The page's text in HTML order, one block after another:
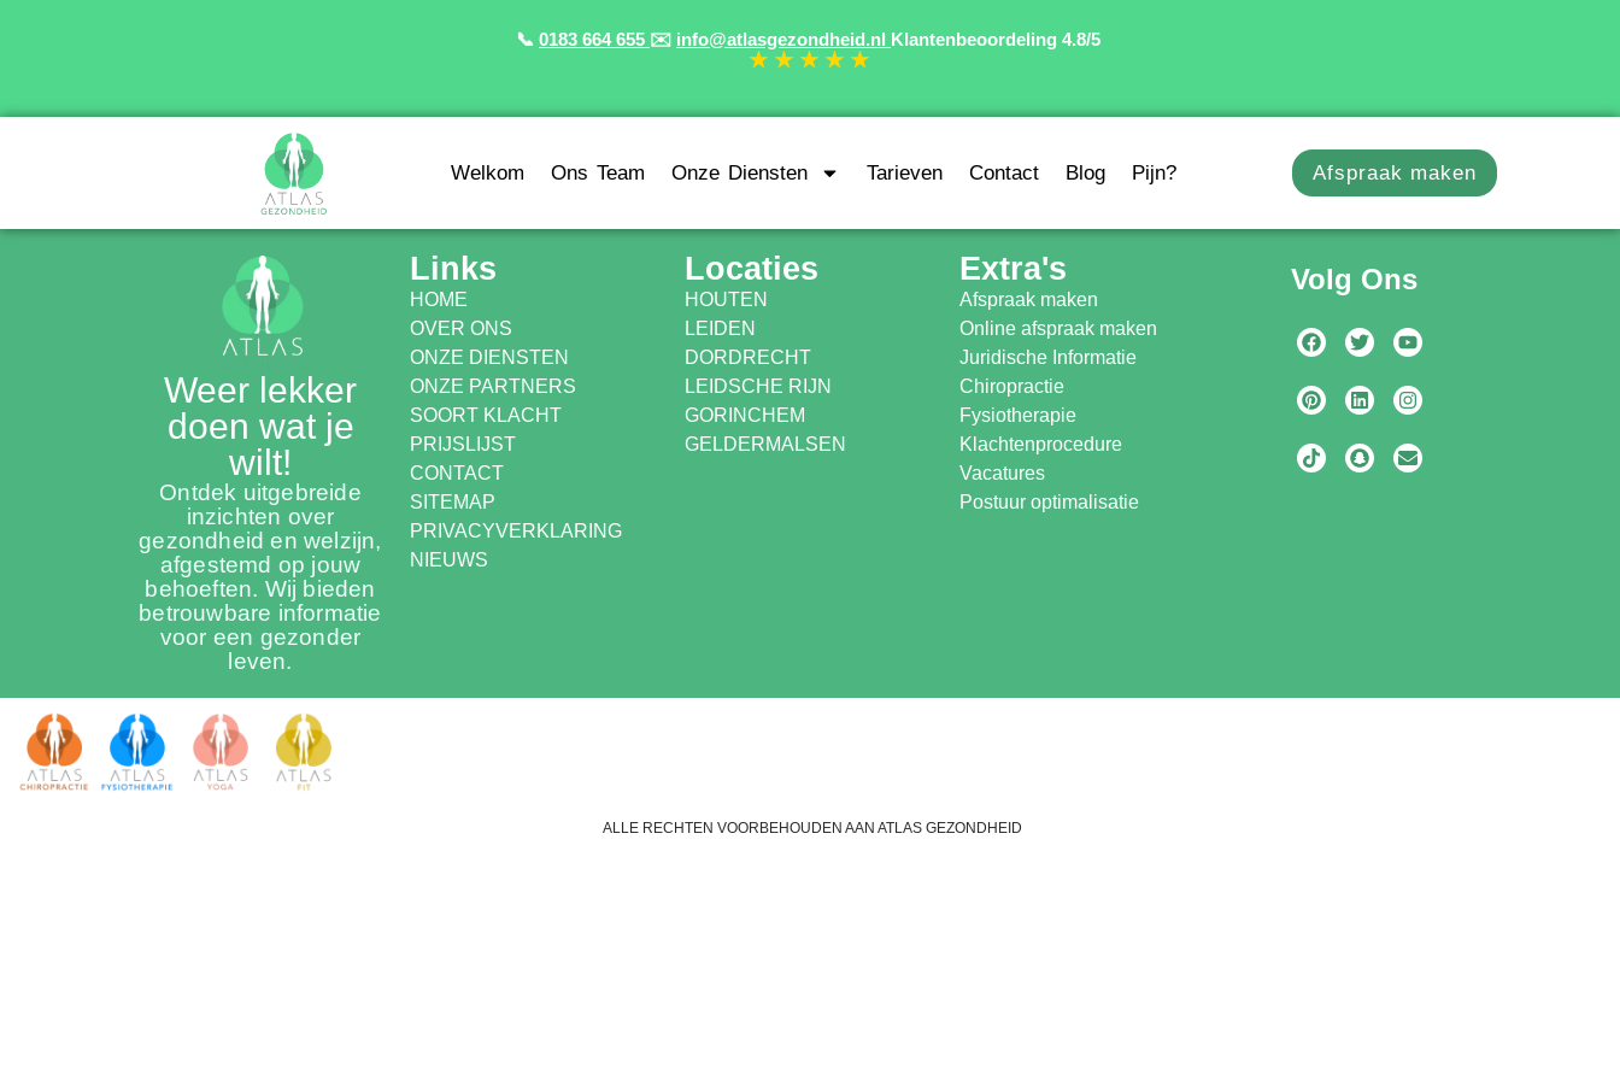
📞 0183 664 655 ✉️ info@atlasgezondheid.nl Klantenbeoordeling 4.8/5
★ ★ ★ ★ ★
Welkom Ons Team Onze Diensten Tarieven Contact Blog Pijn? Afspraak maken
Weer lekker
doen wat je
wilt!
Ontdek uitgebreide
inzichten over
gezondheid en welzijn,
afgestemd op jouw
behoeften. Wij bieden
betrouwbare informatie
voor een gezonder
leven.
Links
HOME
OVER ONS
ONZE DIENSTEN
ONZE PARTNERS
SOORT KLACHT
PRIJSLIJST
CONTACT
SITEMAP
PRIVACYVERKLARING
NIEUWS
Locaties
HOUTEN
LEIDEN
DORDRECHT
LEIDSCHE RIJN
GORINCHEM
GELDERMALSEN
Extra's
Afspraak maken
Online afspraak maken
Juridische Informatie
Chiropractie
Fysiotherapie
Klachtenprocedure
Vacatures
Postuur optimalisatie
Volg Ons
ALLE RECHTEN VOORBEHOUDEN AAN ATLAS GEZONDHEID